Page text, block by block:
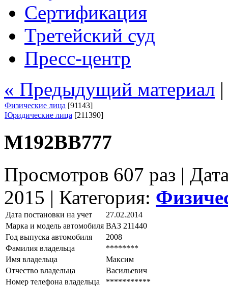
Сертификация
Третейский суд
Пресс-центр
« Предыдущий материал
Физические лица [91143]
Юридические лица [211390]
М192ВВ777
Просмотров 607 раз |
2015 | Категория:
Дата постановки на учет
27.02.2014
Марка и модель автомобиля ВАЗ 211440
Год выпуска автомобиля
2008
Фамилия владельца
********
Имя владельца
Максим
Отчество владельца
Васильевич
Номер телефона владельца
***********